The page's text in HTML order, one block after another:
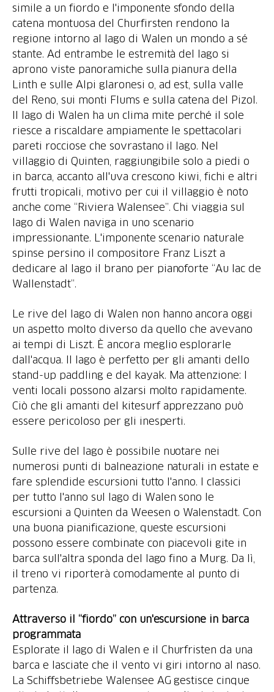
simile a un fiordo e l'imponente sfondo della
catena montuosa del Churfirsten rendono la
regione intorno al lago di Walen un mondo a sé
stante. Ad entrambe le estremità del lago si
aprono viste panoramiche sulla pianura della
Linth e sulle Alpi glaronesi o, ad est, sulla valle
del Reno, sui monti Flums e sulla catena del Pizol.
Il lago di Walen ha un clima mite perché il sole
riesce a riscaldare ampiamente le spettacolari
pareti rocciose che sovrastano il lago. Nel
villaggio di Quinten, raggiungibile solo a piedi o
in barca, accanto all'uva crescono kiwi, fichi e altri
frutti tropicali, motivo per cui il villaggio è noto
anche come “Riviera Walensee”. Chi viaggia sul
lago di Walen naviga in uno scenario
impressionante. L'imponente scenario naturale
spinse persino il compositore Franz Liszt a
dedicare al lago il brano per pianoforte “Au lac de
Wallenstadt”.
Le rive del lago di Walen non hanno ancora oggi
un aspetto molto diverso da quello che avevano
ai tempi di Liszt. È ancora meglio esplorarle
dall'acqua. Il lago è perfetto per gli amanti dello
stand-up paddling e del kayak. Ma attenzione: I
venti locali possono alzarsi molto rapidamente.
Ciò che gli amanti del kitesurf apprezzano può
essere pericoloso per gli inesperti.
Sulle rive del lago è possibile nuotare nei
numerosi punti di balneazione naturali in estate e
fare splendide escursioni tutto l'anno. I classici
per tutto l'anno sul lago di Walen sono le
escursioni a Quinten da Weesen o Walenstadt. Con
una buona pianificazione, queste escursioni
possono essere combinate con piacevoli gite in
barca sull'altra sponda del lago fino a Murg. Da lì,
il treno vi riporterà comodamente al punto di
partenza.
Attraverso il “fiordo” con un'escursione in barca
programmata
Esplorate il lago di Walen e il Churfristen da una
barca e lasciate che il vento vi giri intorno al naso.
La Schiffsbetriebe Walensee AG gestisce cinque